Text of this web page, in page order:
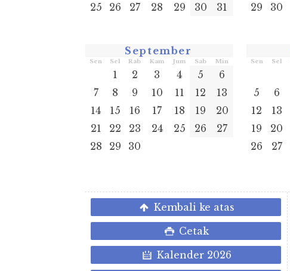
25
26 27 28 29 30 31
29
30
September
Sen Sel Rab Kam Jum Sab Min
1 2 3 4 5
6
7
8 9 10 11 12
13
14
15 16 17 18 19
20
21
22 23 24 25 26
27
28
29 30
Sen Sel
5
6
12
13
19
20
26
27
Kembali ke atas
Cetak
Kalender 2026